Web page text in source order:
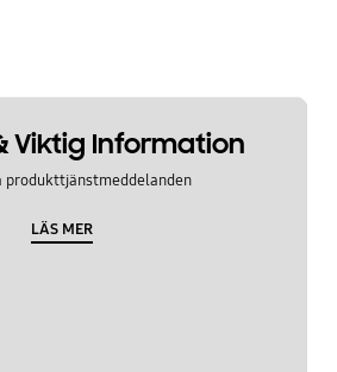
Viktig Information
produkttjänstmeddelanden
LÄS MER